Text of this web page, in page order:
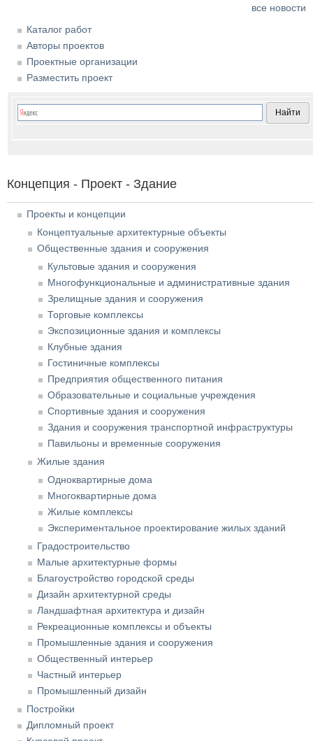
все новости
Каталог работ
Авторы проектов
Проектные организации
Разместить проект
Концепция - Проект - Здание
Проекты и концепции
Концептуальные архитектурные объекты
Общественные здания и сооружения
Культовые здания и сооружения
Многофункциональные и административные здания
Зрелищные здания и сооружения
Торговые комплексы
Экспозиционные здания и комплексы
Клубные здания
Гостиничные комплексы
Предприятия общественного питания
Образовательные и социальные учреждения
Спортивные здания и сооружения
Здания и сооружения транспортной инфраструктуры
Павильоны и временные сооружения
Жилые здания
Одноквартирные дома
Многоквартирные дома
Жилые комплексы
Экспериментальное проектирование жилых зданий
Градостроительство
Малые архитектурные формы
Благоустройство городской среды
Дизайн архитектурной среды
Ландшафтная архитектура и дизайн
Рекреационные комплексы и объекты
Промышленные здания и сооружения
Общественный интерьер
Частный интерьер
Промышленный дизайн
Постройки
Дипломный проект